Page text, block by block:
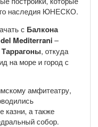
наследия ЮНЕСКО.
с Балкона
Mediterrani–
Таррагоны, откуда
на море и город с
амфитеатру,
казни, а также
собор.